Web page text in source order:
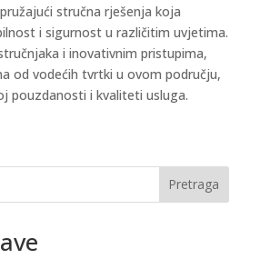
stručna rješenja koja
i sigurnost u različitim uvjetima.
i inovativnim pristupima,
od vodećih tvrtki u ovom području,
pouzdanosti i kvaliteti usluga.
Pretraga